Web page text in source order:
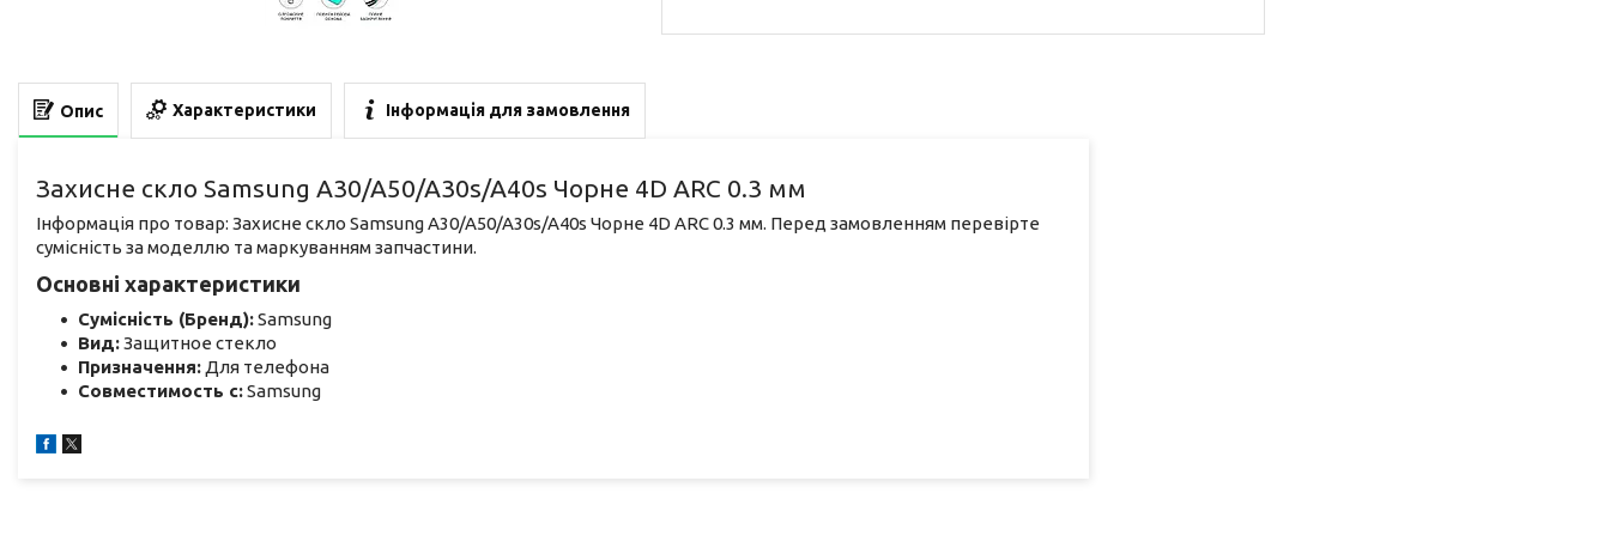
Опис Характеристики Інформація для замовлення
Захисне скло Samsung A30/A50/A30s/A40s Чорне 4D ARC 0.3 мм
Інформація про товар: Захисне скло Samsung A30/A50/A30s/A40s Чорне 4D ARC 0.3 мм. Перед замовленням перевірте
сумісність за моделлю та маркуванням запчастини.
Основні характеристики
Сумісність (Бренд):Samsung
Вид:Защитное стекло
Призначення: Для телефона
Совместимость с:Samsung